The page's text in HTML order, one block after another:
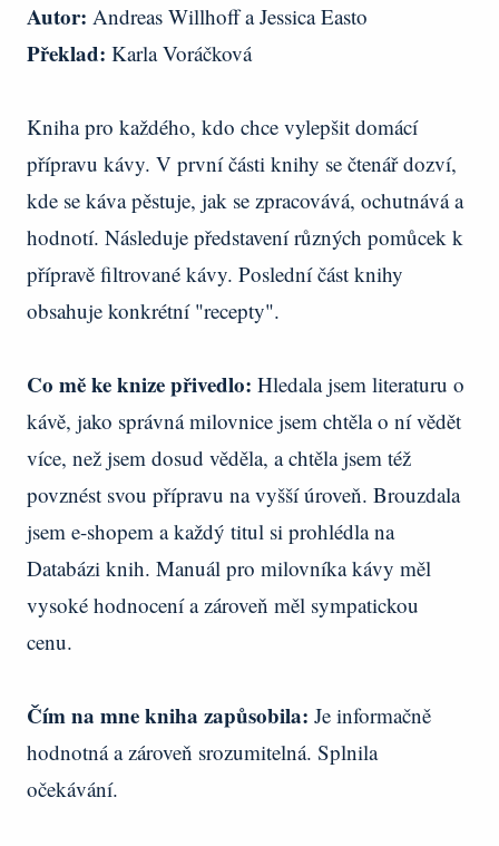
Autor: Andreas Willhoff a Jessica Easto
Překlad: Karla Voráčková
Kniha pro každého, kdo chce vylepšit domácí
přípravu kávy. V první části knihy se čtenář dozví,
kde se káva pěstuje, jak se zpracovává, ochutnává a
hodnotí. Následuje představení různých pomůcek k
přípravě filtrované kávy. Poslední část knihy
obsahuje konkrétní "recepty".
Co mě ke knize přivedlo: Hledala jsem literaturu o
kávě, jako správná milovnice jsem chtěla o ní vědět
více, než jsem dosud věděla, a chtěla jsem též
povznést svou přípravu na vyšší úroveň. Brouzdala
jsem e-shopem a každý titul si prohlédla na
Databázi knih. Manuál pro milovníka kávy měl
vysoké hodnocení a zároveň měl sympatickou
cenu.
Čím na mne kniha zapůsobila: Je informačně
hodnotná a zároveň srozumitelná. Splnila
očekávání.